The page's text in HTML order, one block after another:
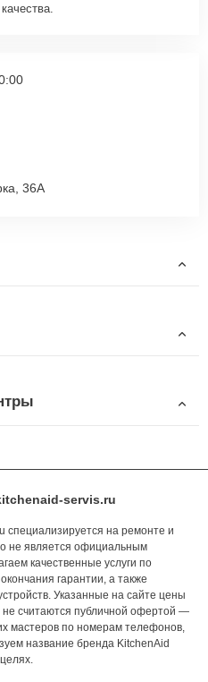
36А
servis.ru
на ремонте и
не является официальным
качественные услуги по
гарантии, а также
Указанные на сайте цены
считаются публичной офертой —
мастеров по номерам телефонов,
название бренда KitchenAid